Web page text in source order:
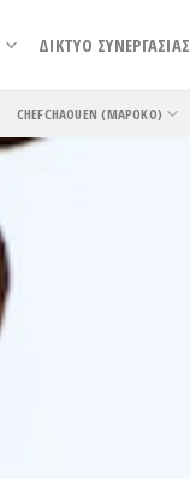
ΔΙΚΤΥΟ ΣΥΝΕΡΓΑΣΙΑΣ
CHEFCHAOUEN (ΜΑΡΌΚΟ)